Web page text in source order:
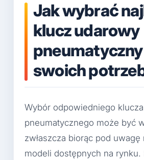
Jak wybrać
klucz udarowy
swoich
Wybór odpowiedniego
pneumatycznego może być
zwłaszcza biorąc pod
modeli dostępnych na rynku.